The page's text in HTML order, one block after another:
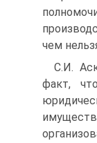
чем
С.И.
факт,